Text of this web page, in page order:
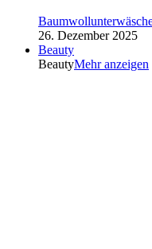
26. Dezember 2025
Beauty
BeautyMehr anzeigen